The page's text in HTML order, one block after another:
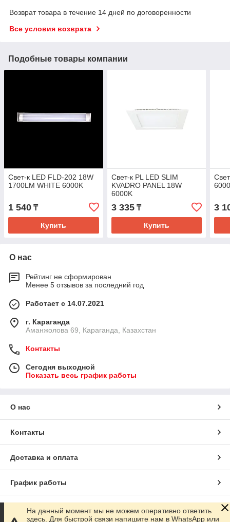
Возврат товара в течение 14 дней по договоренности
Все условия возврата
Подобные товары компании
Свет-к LED FLD-202 18W
1700LM WHITE 6000K
1 540 ₸
Купить
Свет-к PL LED SLIM
KVADRO PANEL 18W
6000K
3 335₸
Купить
3
О нас
Рейтинг не сформирован
Менее 5 отзывов за последний год
Работает с 14.07.2021
г. Караганда
Аманжолова 69, Караганда, Казахстан
Контакты
Сегодня выходной
Показать весь график работы
О нас
Контакты
Доставка и оплата
График работы
Полная версия сайта
На данный момент мы не можем оперативно ответить
здесь. Для быстрой связи напишите нам в WhatsApp или